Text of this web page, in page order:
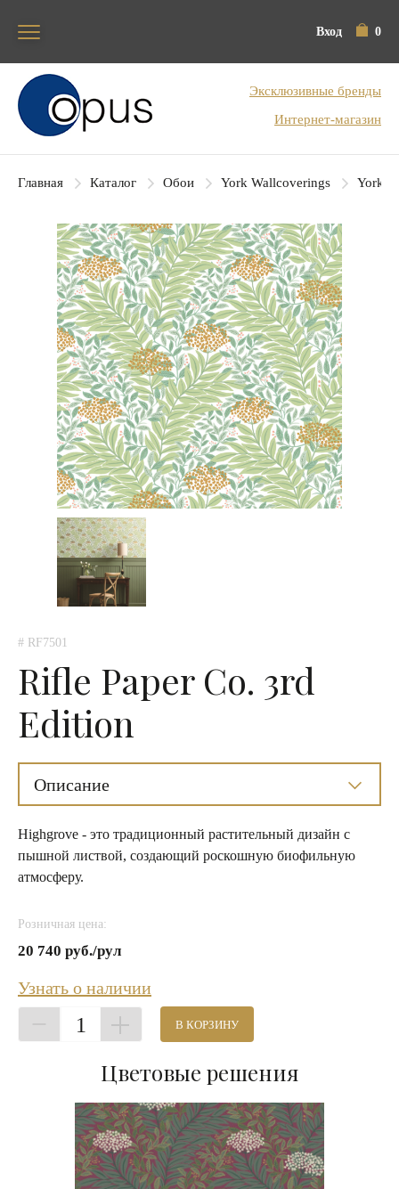
Вход 0
Блок поиска
Эксклюзивные бренды
Интернет-магазин
Главная Каталог Обои York Wallcoverings York
# RF7501
Rifle Paper Co. 3rd
Edition
Описание
Highgrove - это традиционный растительный дизайн с
пышной листвой, создающий роскошную биофильную
атмосферу.
Розничная цена:
20 740 руб./рул
Узнать о наличии
1 В КОРЗИНУ
Цветовые решения